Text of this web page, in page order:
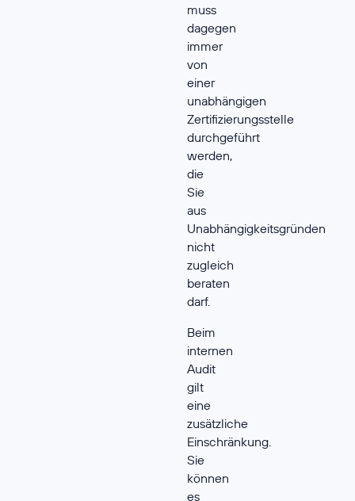
muss
dagegen
immer
von
einer
unabhängigen
Zertifizierungsstelle
durchgeführt
werden,
die
Sie
aus
Unabhängigkeitsgründen
nicht
zugleich
beraten
darf.
Beim
internen
Audit
gilt
eine
zusätzliche
Einschränkung.
Sie
können
es